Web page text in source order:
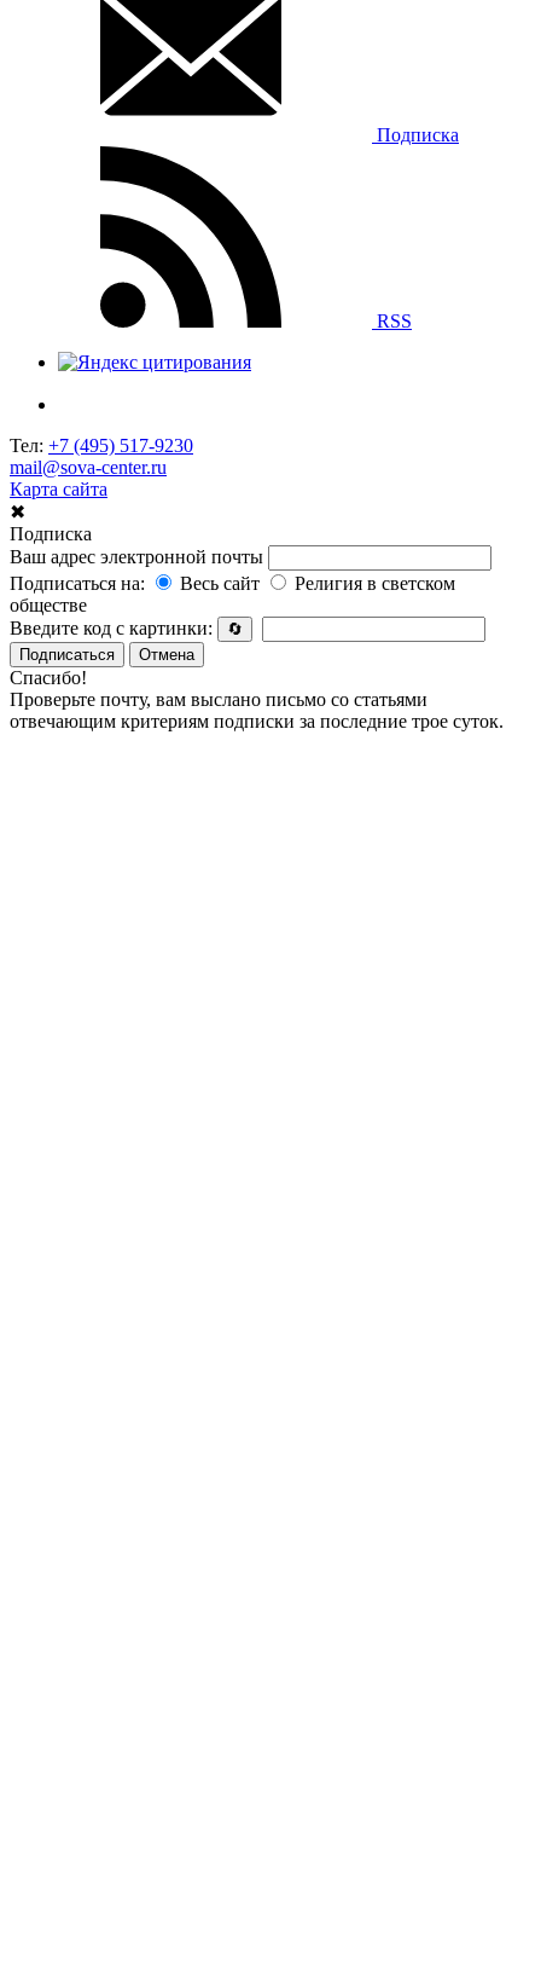
Подписка
RSS
Тел: +7 (495) 517-9230
mail@sova-center.ru
Карта сайта
✖
Подписка
Ваш адрес электронной почты
Подписаться на:
Весь сайт
Религия в светском
обществе
Введите код с картинки:
🔄
Подписаться
Отмена
Спасибо!
Проверьте почту, вам выслано письмо со статьями
отвечающим критериям подписки за последние трое суток.